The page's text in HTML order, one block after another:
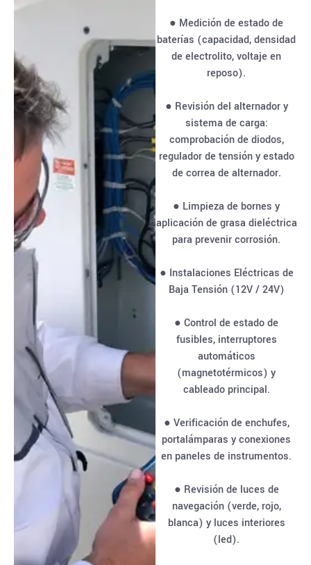
● Medición de estado de
baterías (capacidad, densidad
de electrolito, voltaje en
reposo).
● Revisión del alternador y
sistema de carga:
comprobación de diodos,
regulador de tensión y estado
de correa de alternador.
● Limpieza de bornes y
aplicación de grasa dieléctrica
para prevenir corrosión.
● Instalaciones Eléctricas de
Baja Tensión (12V / 24V)
● Control de estado de
fusibles, interruptores
automáticos
(magnetotérmicos) y
cableado principal.
● Verificación de enchufes,
portalámparas y conexiones
en paneles de instrumentos.
● Revisión de luces de
navegación (verde, rojo,
blanca) y luces interiores
(led).